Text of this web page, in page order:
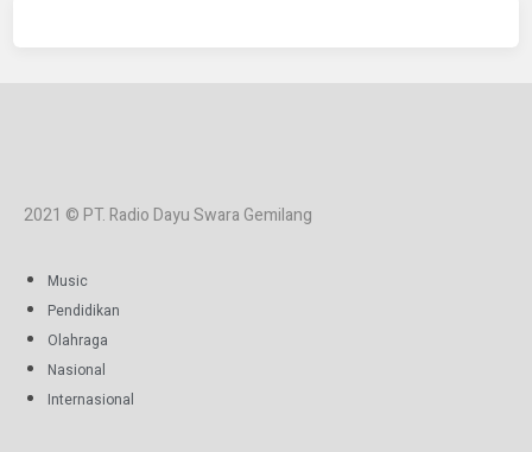
2021 © PT. Radio Dayu Swara Gemilang
Music
Pendidikan
Olahraga
Nasional
Internasional